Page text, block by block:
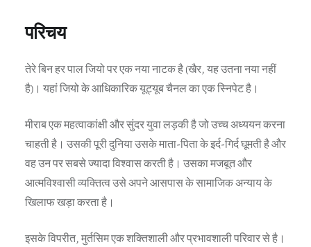
परिचय
तेरे बिन हर पाल जियो पर एक नया नाटक है (खैर, यह उतना नया नहीं
है)। यहां जियो के आधिकारिक यूट्यूब चैनल का एक स्निपेट है।
मीराब एक महत्वाकांक्षी और सुंदर युवा लड़की है जो उच्च अध्ययन करना
चाहती है। उसकी पूरी दुनिया उसके माता-पिता के इर्द-गिर्द घूमती है और
वह उन पर सबसे ज्यादा विश्वास करती है। उसका मजबूत और
आत्मविश्वासी व्यक्तित्व उसे अपने आसपास के सामाजिक अन्याय के
खिलाफ खड़ा करता है।
इसके विपरीत, मुर्तसिम एक शक्तिशाली और प्रभावशाली परिवार से है।